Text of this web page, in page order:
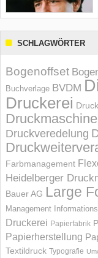
SCHLAGWÖRTER
Bogenoffset
Buchverlage BVDM
Druckerei
Druckveredelung
Farbmanagement
Heidelberger
Bauer AG Large
Management
Druckerei Papierfabrik
Papierherstellung
Textildruck Typografie